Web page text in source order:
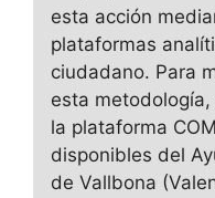
esta acción
plataformas
ciudadano. Para
esta
la plataforma
disponibles del
de Vallbona